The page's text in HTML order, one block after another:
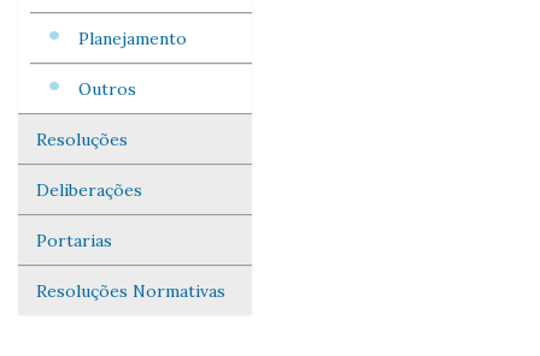
Planejamento
Outros
Resoluções
Deliberações
Portarias
Resoluções Normativas